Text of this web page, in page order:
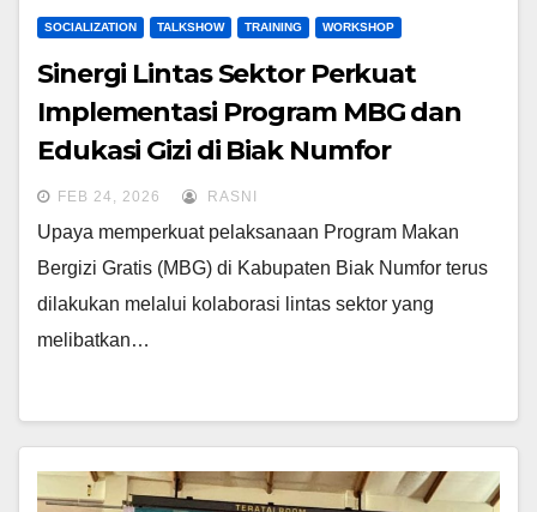
SOCIALIZATION TALKSHOW TRAINING WORKSHOP
Sinergi Lintas Sektor Perkuat
Implementasi Program MBG dan
Edukasi Gizi di Biak Numfor
FEB 24, 2026 RASNI
Upaya memperkuat pelaksanaan Program Makan
Bergizi Gratis (MBG) di Kabupaten Biak Numfor terus
dilakukan melalui kolaborasi lintas sektor yang
melibatkan…